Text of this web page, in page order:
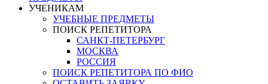
УЧЕНИКАМ
УЧЕБНЫЕ ПРЕДМЕТЫ
ПОИСК РЕПЕТИТОРА
САНКТ-ПЕТЕРБУРГ
МОСКВА
РОССИЯ
ПОИСК РЕПЕТИТОРА ПО ФИО